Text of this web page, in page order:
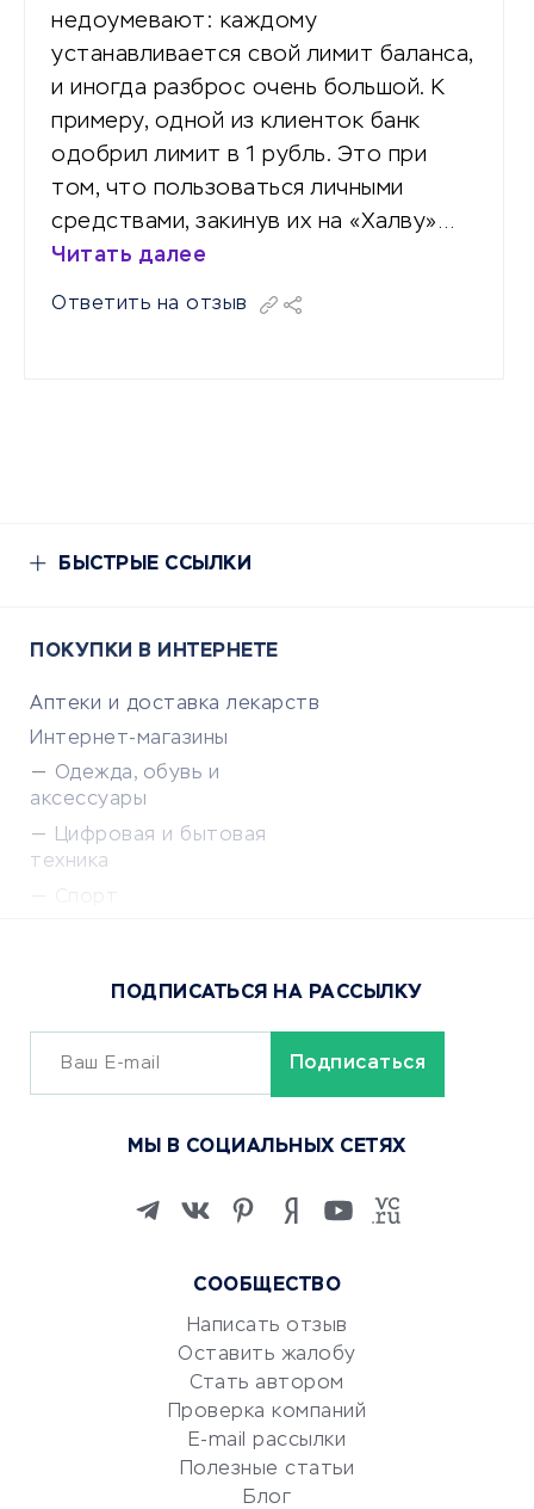
недоумевают: каждому
устанавливается свой лимит баланса,
и иногда разброс очень большой. К
примеру, одной из клиенток банк
одобрил лимит в 1 рубль. Это при
том, что пользоваться личными
средствами, закинув их на «Халву»…
Читать далее
Ответить на отзыв
БЫСТРЫЕ ССЫЛКИ
ПОКУПКИ В ИНТЕРНЕТЕ
Аптеки и доставка лекарств
Интернет-магазины
Одежда, обувь и
аксессуары
Цифровая и бытовая
техника
Сервисы доставки
ОБУЧЕНИЕ И РАБОТА
Изучение иностранных
Маркетинг и продажи
Репетиторство
Красота и здоровье
Сервисы по поиску работы
Сетевой маркетинг
СООБЩЕСТВО
Написать отзыв
Оставить жалобу
Стать автором
Проверка компаний
E-mail рассылки
Полезные статьи
Блог
ПОДПИСАТЬСЯ НА РАССЫЛКУ
МЫ В СОЦИАЛЬНЫХ СЕТЯХ